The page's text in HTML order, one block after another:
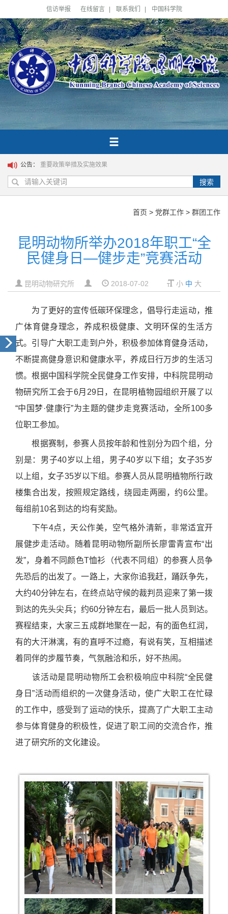
信访举报 在线留言 联系我们 中国科学院
公告： 重要政策举措及实施效果
搜索
首页 > 党群工作 > 群团工作
昆明动物所举办2018年职工“全
民健身日—健步走”竞赛活动
昆明动物研究所 2018-07-02 小 中 大
为了更好的宣传低碳环保理念，倡导行走运动，推
广体育健身理念，养成积极健康、文明环保的生活方
式。引导广大职工走到户外，积极参加体育健身活动，
不断提高健身意识和健康水平，养成日行万步的生活习
惯。根据中国科学院全民健身工作安排，中科院昆明动
物研究所工会于6月29日，在昆明植物园组织开展了以
“中国梦·健康行”为主题的健步走竞赛活动，全所100多
位职工参加。
根据赛制，参赛人员按年龄和性别分为四个组，分
别是：男子40岁以上组，男子40岁以下组；女子35岁
以上组，女子35岁以下组。参赛人员从昆明植物所行政
楼集合出发，按照规定路线，绕园走两圈，约6公里。
每组前10名到达的均有奖励。
下午4点，天公作美，空气格外清新，非常适宜开
展健步走活动。随着昆明动物所副所长廖雷青宣布“出
发”，身着不同颜色T恤衫（代表不同组）的参赛人员争
先恐后的出发了。一路上，大家你追我赶，踊跃争先，
大约40分钟左右，在终点站守候的裁判员迎来了第一拨
到达的先头尖兵；约60分钟左右，最后一批人员到达。
赛程结束，大家三五成群地聚在一起，有的面色红润，
有的大汗淋漓，有的直呼不过瘾，有说有笑，互相描述
着同伴的步履节奏，气氛融洽和乐，好不热闹。
该活动是昆明动物所工会积极响应中科院“全民健
身日”活动而组织的一次健身活动，使广大职工在忙碌
的工作中，感受到了运动的快乐，提高了广大职工主动
参与体育健身的积极性，促进了职工间的交流合作，推
进了研究所的文化建设。